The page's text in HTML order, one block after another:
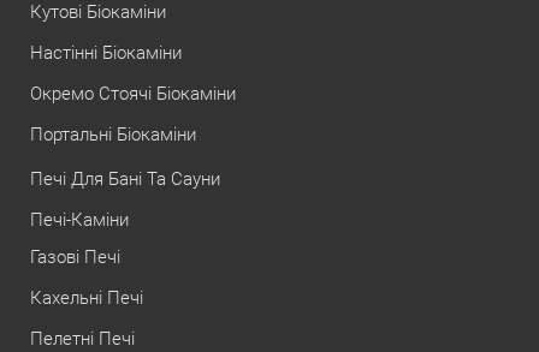
Кутові Біокаміни
Настінні Біокаміни
Окремо Стоячі Біокаміни
Портальні Біокаміни
Печі Для Бані Та Сауни
Печі-Каміни
Газові Печі
Кахельні Печі
Пелетні Печі